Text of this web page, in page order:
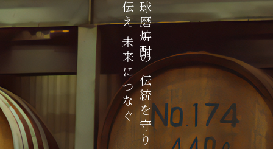
球
磨
焼
酎
の
伝
統
を
守
り
伝
え
未
来
に
つ
な
ぐ